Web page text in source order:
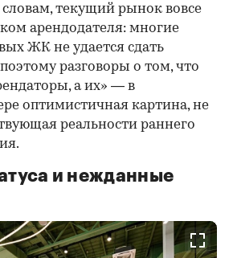
текущий рынок вовсе
арендодателя: многие
ЖК не удается сдать
разговоры о том, что
а их» — в
оптимистичная картина, не
реальности раннего
и нежданные